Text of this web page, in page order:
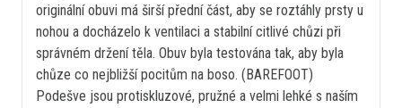
originální obuvi má širší přední část, aby se roztáhly prsty u
nohou a docházelo k ventilaci a stabilní citlivé chůzi při
správném držení těla. Obuv byla testována tak, aby byla
chůze co nejbližší pocitům na boso. (BAREFOOT)
Podešve jsou protiskluzové, pružné a velmi lehké s naším